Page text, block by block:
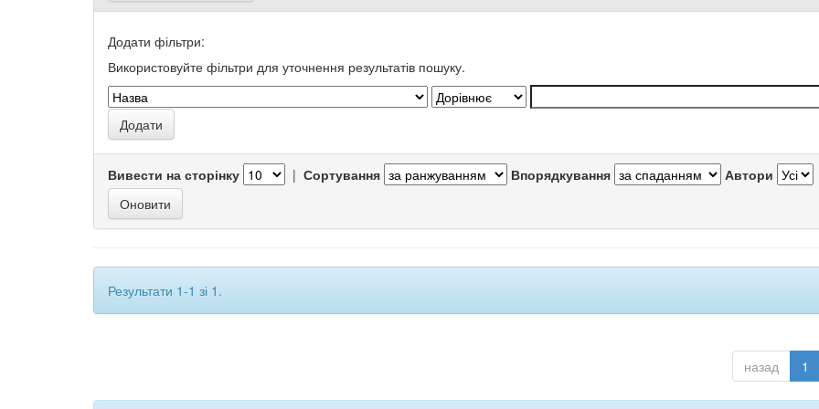
Додати фільтри:
Використовуйте фільтри для уточнення результатів пошуку.
Вивести на сторінку | Сортування Впорядкування Автори
Результати 1-1 зі 1.
назад 1